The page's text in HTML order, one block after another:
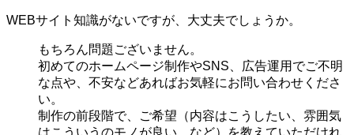
WEBサイト知識がないですが、大丈夫でしょうか。
もちろん問題ございません。
初めてのホームページ制作やSNS、広告運用でご不明
な点や、不安などあればお気軽にお問い合わせくださ
い。
制作の前段階で、ご希望（内容はこうしたい、雰囲気